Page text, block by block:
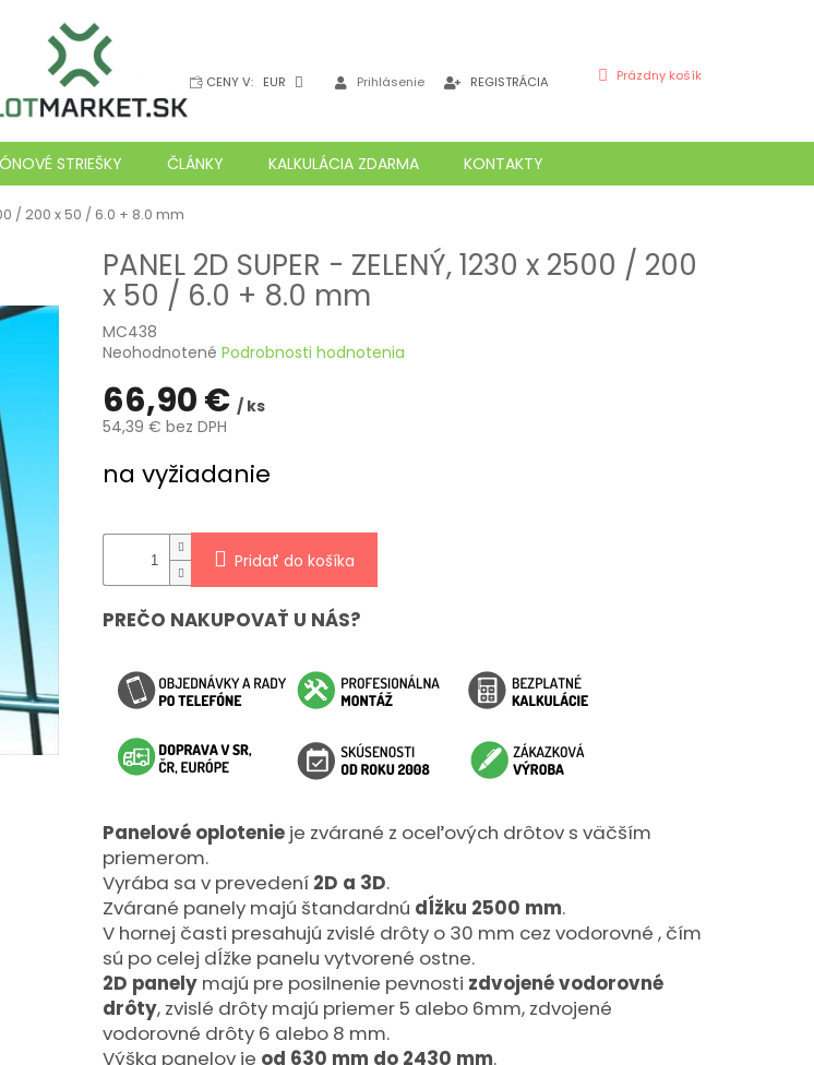
CENY V: EUR Prihlásenie REGISTRÁCIA
NÁKUPNÝ
Prázdny košík
STRIEŠKY ČLÁNKY KALKULÁCIA ZDARMA KONTAKTY
/ 200 x 50 / 6.0 + 8.0 mm
PANEL 2D SUPER - ZELENÝ, 1230 x 2500 / 200
x 50 / 6.0 + 8.0 mm
MC438
Priemerné
produktu
je
0,0
5
Neohodnotené Podrobnosti hodnotenia
66,90 € / ks
54,39 € bez DPH
cena:
na vyžiadanie
Pridať do košíka
PREČO NAKUPOVAŤ U NÁS?
Panelové oplotenie je zvárané z oceľových drôtov s väčším
priemerom.
Vyrába sa v prevedení 2D a 3D.
Zvárané panely majú štandardnú dĺžku 2500 mm.
V hornej časti presahujú zvislé drôty o 30 mm cez vodorovné , čím
sú po celej dĺžke panelu vytvorené ostne.
2D panely majú pre posilnenie pevnosti zdvojené vodorovné
drôty, zvislé drôty majú priemer 5 alebo 6mm, zdvojené
vodorovné drôty 6 alebo 8 mm.
Výška panelov je od 630 mm do 2430 mm.